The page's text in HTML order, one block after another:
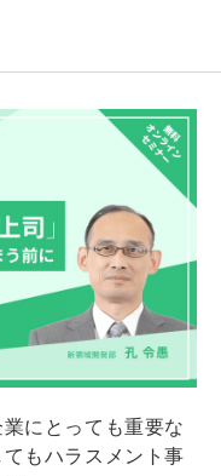
にとっても重要な
もハラスメント事